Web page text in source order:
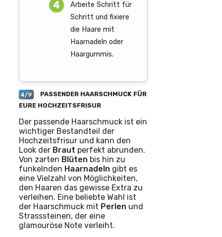
Arbeite Schritt für
Schritt und fixiere
die Haare mit
Haarnadeln oder
Haargummis.
4/9
PASSENDER HAARSCHMUCK FÜR
EURE HOCHZEITSFRISUR
Der passende Haarschmuck ist ein
wichtiger Bestandteil der
Hochzeitsfrisur und kann den
Look der Braut perfekt abrunden.
Von zarten Blüten bis hin zu
funkelnden Haarnadeln gibt es
eine Vielzahl von Möglichkeiten,
den Haaren das gewisse Extra zu
verleihen. Eine beliebte Wahl ist
der Haarschmuck mit Perlen und
Strasssteinen, der eine
glamouröse Note verleiht.